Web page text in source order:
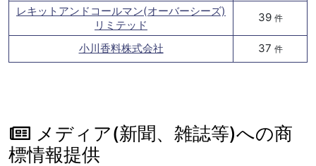
レキットアンドコールマン(オーバーシーズ)
リミテッド
39 件
小川香料株式会社 37 件
メディア(新聞、雑誌等)への商
標情報提供